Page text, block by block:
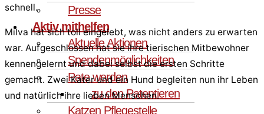
Presse
Aktiv mithelfen
Aktuelle Aktionen
Spendenmöglichkeiten
Pate werden
zu den Patentieren
Katzen Pflegestelle
schnell.
Milva hat sich toll eingelebt, was nicht anders zu erwarten
war. Aufgeschlossen hat sie ihre tierischen Mitbewohner
kennengelernt und dabei selbst die ersten Schritte
gemacht. Zwei Kater und ein Hund begleiten nun ihr Leben
und natürlich ihre lieben Menschen.